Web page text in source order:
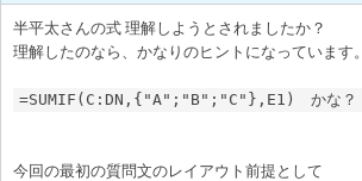
半平太さんの式 理解しようとされましたか？
理解したのなら、かなりのヒントになっています。
=SUMIF(C:DN,{"A";"B";"C"},E1)　かな？
今回の最初の質問文のレイアウト前提として